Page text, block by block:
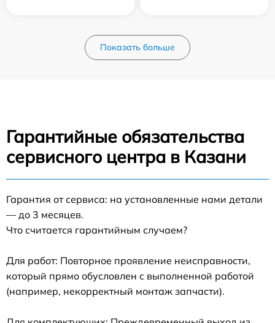
Показать больше
Гарантийные обязательства
сервисного центра в Казани
Гарантия от сервиса: на установленные нами детали
— до 3 месяцев.
Что считается гарантийным случаем?
Для работ: Повторное проявление неисправности,
который прямо обусловлен с выполненной работой
(например, некорректный монтаж запчасти).